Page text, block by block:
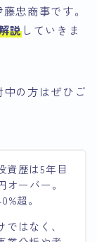
忠商事です。
説していきま
の方はぜひご
資歴は5年目
ーバー。
超。
はなく、